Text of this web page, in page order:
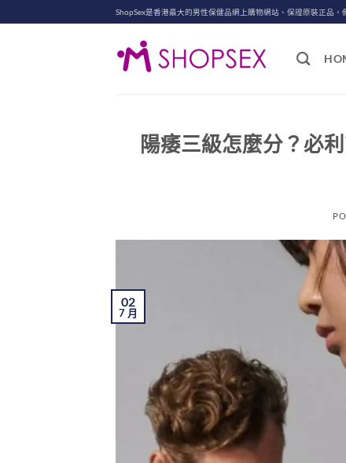
to
ShopSex是香港最大的男性保健品網上購物網站、保證原裝正品，
陽痿三級怎麼分？必
02
7 月